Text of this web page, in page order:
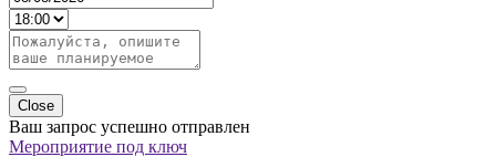
Close
Ваш запрос успешно отправлен
Мероприятие под ключ